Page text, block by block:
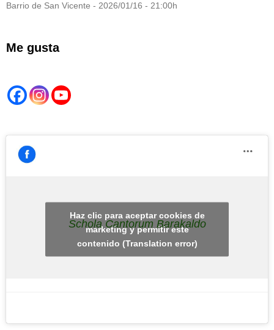
Barrio de San Vicente - 2026/01/16 - 21:00h
Me gusta
Schola Cantorum Barakaldo
Haz clic para aceptar cookies de
marketing y permitir este
contenido (Translation error)